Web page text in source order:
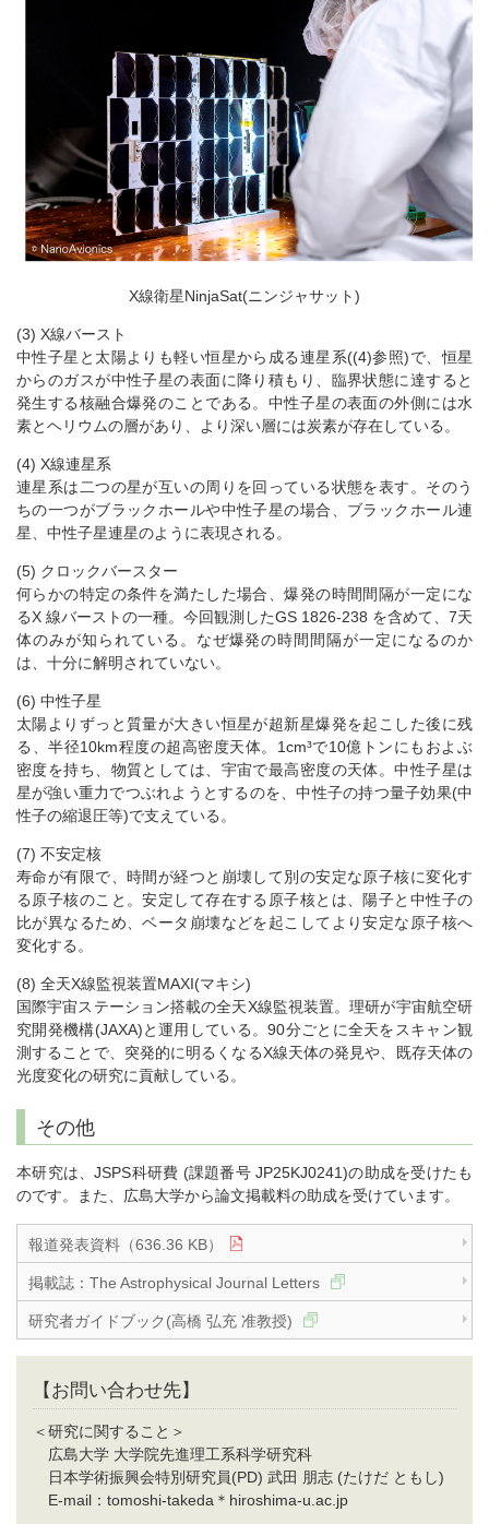
X線衛星NinjaSat(ニンジャサット)
(3) X線バースト
中性子星と太陽よりも軽い恒星から成る連星系((4)参照)で、恒星
からのガスが中性子星の表面に降り積もり、臨界状態に達すると
発生する核融合爆発のことである。中性子星の表面の外側には水
素とヘリウムの層があり、より深い層には炭素が存在している。
(4) X線連星系
連星系は二つの星が互いの周りを回っている状態を表す。そのう
ちの一つがブラックホールや中性子星の場合、ブラックホール連
星、中性子星連星のように表現される。
(5) クロックバースター
何らかの特定の条件を満たした場合、爆発の時間間隔が一定にな
るX 線バーストの一種。今回観測したGS 1826-238 を含めて、7天
体のみが知られている。なぜ爆発の時間間隔が一定になるのか
は、十分に解明されていない。
(6) 中性子星
太陽よりずっと質量が大きい恒星が超新星爆発を起こした後に残
る、半径10km程度の超高密度天体。1cm³で10億トンにもおよぶ
密度を持ち、物質としては、宇宙で最高密度の天体。中性子星は
星が強い重力でつぶれようとするのを、中性子の持つ量子効果(中
性子の縮退圧等)で支えている。
(7) 不安定核
寿命が有限で、時間が経つと崩壊して別の安定な原子核に変化す
る原子核のこと。安定して存在する原子核とは、陽子と中性子の
比が異なるため、ベータ崩壊などを起こしてより安定な原子核へ
変化する。
(8) 全天X線監視装置MAXI(マキシ)
国際宇宙ステーション搭載の全天X線監視装置。理研が宇宙航空研
究開発機構(JAXA)と運用している。90分ごとに全天をスキャン観
測することで、突発的に明るくなるX線天体の発見や、既存天体の
光度変化の研究に貢献している。
その他
本研究は、JSPS科研費 (課題番号 JP25KJ0241)の助成を受けたも
のです。また、広島大学から論文掲載料の助成を受けています。
報道発表資料（636.36 KB）
掲載誌：The Astrophysical Journal Letters
研究者ガイドブック(高橋 弘充 准教授)
【お問い合わせ先】
＜研究に関すること＞
広島大学 大学院先進理工系科学研究科
日本学術振興会特別研究員(PD) 武田 朋志 (たけだ ともし)
E-mail：tomoshi-takeda＊hiroshima-u.ac.jp